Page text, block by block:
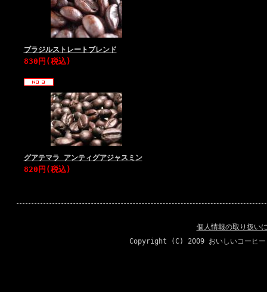
ブラジルストレートブレンド
830円(税込)
グアテマラ アンティグアジャスミン
820円(税込)
個人情報の取り扱い
Copyright (C) 2009 おいしいコー